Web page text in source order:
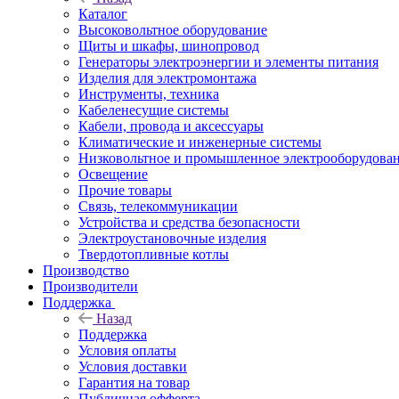
Каталог
Высоковольтное оборудование
Щиты и шкафы, шинопровод
Генераторы электроэнергии и элементы питания
Изделия для электромонтажа
Инструменты, техника
Кабеленесущие системы
Кабели, провода и аксессуары
Климатические и инженерные системы
Низковольтное и промышленное
Освещение
Прочие товары
Связь, телекоммуникации
Устройства и средства безопасности
Электроустановочные изделия
Твердотопливные котлы
Производство
Производители
Поддержка
Назад
Поддержка
Условия оплаты
Условия доставки
Гарантия на товар